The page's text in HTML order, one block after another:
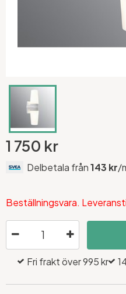
1 750 kr
Delbetala från143 kr/
Beställningsvara.
Fri frakt över 995 kr